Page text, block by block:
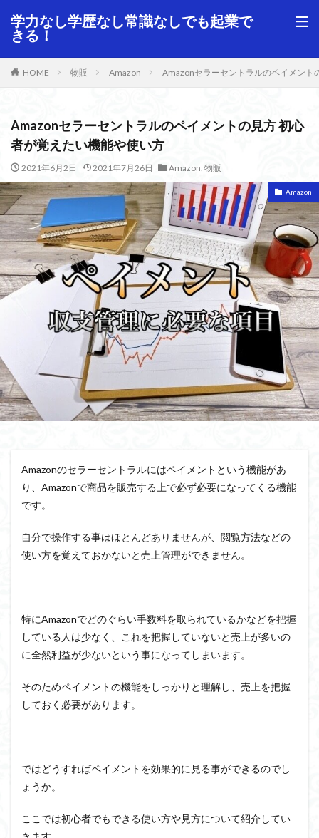
学力なし学歴なし常識なしでも起業で
きる！
HOME 物販 Amazon Amazonセラーセントラルのペイメント
Amazonセラーセントラルのペイメントの見方 初心
者が覚えたい機能や使い方
2021年6月2日 2021年7月26日 Amazon, 物販
Amazon
Amazonのセラーセントラルにはペイメントという機能があ
り、Amazonで商品を販売する上で必ず必要になってくる機能
です。
自分で操作する事はほとんどありませんが、閲覧方法などの
使い方を覚えておかないと売上管理ができません。
特にAmazonでどのぐらい手数料を取られているかなどを把握
している人は少なく、これを把握していないと売上が多いの
に全然利益が少ないという事になってしまいます。
そのためペイメントの機能をしっかりと理解し、売上を把握
しておく必要があります。
ではどうすればペイメントを効果的に見る事ができるのでし
ょうか。
ここでは初心者でもできる使い方や見方について紹介してい